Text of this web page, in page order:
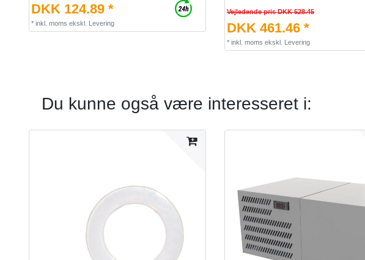
DKK 124.89 *
* inkl. moms ekskl. Levering
Vejledende pris DKK 528.45
DKK 461.46 *
* inkl. moms ekskl. Levering
Du kunne også være interesseret i: